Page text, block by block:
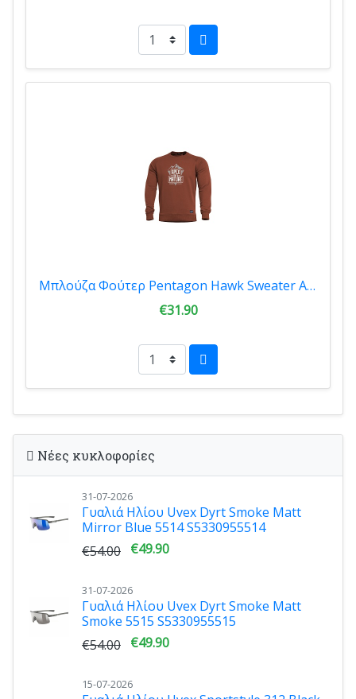
Μπλούζα Φούτερ Pentagon Hawk Sweater Apex Of Nature Maroon Red K09019-AN-74
€31.90
Νέες κυκλοφορίες
31-07-2026
Γυαλιά Ηλίου Uvex Dyrt Smoke Matt
Mirror Blue 5514 S5330955514
€54.00 €49.90
31-07-2026
Γυαλιά Ηλίου Uvex Dyrt Smoke Matt
Smoke 5515 S5330955515
€54.00 €49.90
15-07-2026